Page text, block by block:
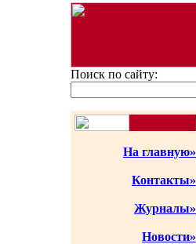
Поиск по сайту:
На главную»
Контакты»
Журналы»
Новости»